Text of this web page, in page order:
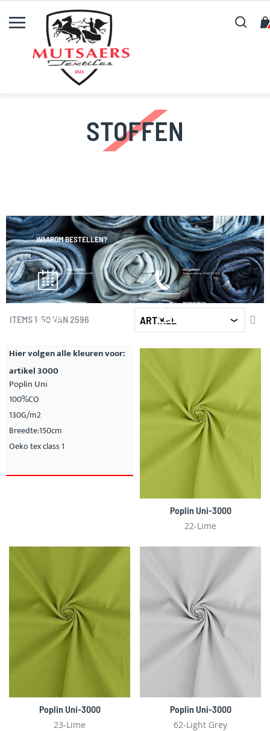
Zoeken
STOFFEN
WAAROM BESTELLEN?
SNELLE LEVERING!
Snel en vertrouwd met DPD
HEEFT U VRAGEN?
Chat, mail of bel op: +31 (0)13 535 10 25
GROOT ASSORTIMENT GROOTHANDELSPRIJZEN
ITEMS1-50VAN2596
Hier volgen alle kleuren voor:
artikel 3000
Poplin Uni
100%CO
130G/m2
Breedte:150cm
Oeko tex class 1
Poplin Uni-3000
22-Lime
Poplin Uni-3000
23-Lime
Poplin Uni-3000
62-Light Grey